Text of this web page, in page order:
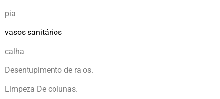
pia
vasos sanitários
calha
Desentupimento de ralos.
Limpeza De colunas.